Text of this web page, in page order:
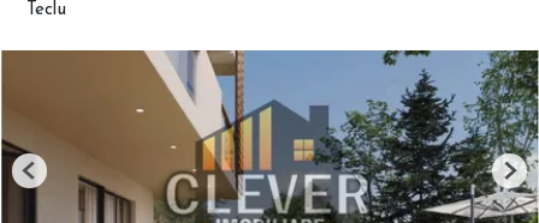
Teclu
Previous